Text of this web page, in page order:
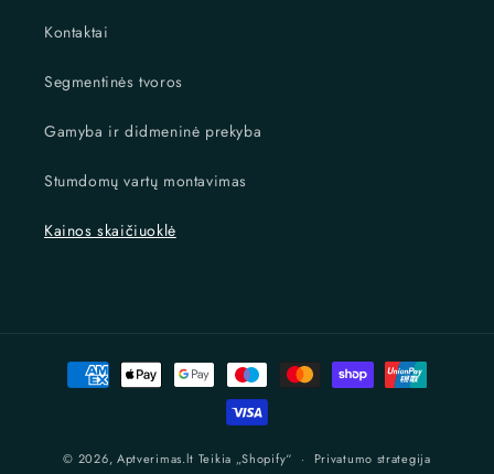
Kontaktai
Segmentinės tvoros
Gamyba ir didmeninė prekyba
Stumdomų vartų montavimas
Kainos skaičiuoklė
Mokėjimo
būdai
© 2026, Aptverimas.lt Teikia „Shopify“ Privatumo strategija